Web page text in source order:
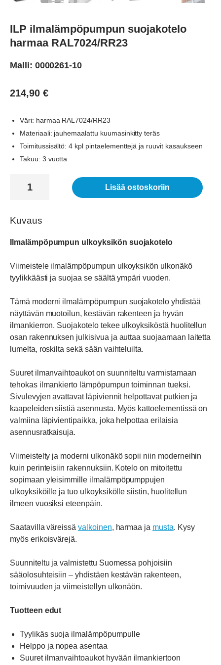
ILP ilmalämpöpumpun suojakotelo
harmaa RAL7024/RR23
Malli: 0000261-10
214,90 €
Väri: harmaa RAL7024/RR23
Materiaali: jauhemaalattu kuumasinkitty teräs
Toimitussisältö: 4 kpl pintaelementtejä ja ruuvit kasaukseen
Takuu: 3 vuotta
ilmalämpöpumpun
harmaa
määrä
Lisää ostoskoriin
Kuvaus
Ilmalämpöpumpun ulkoyksikön suojakotelo
Viimeistele ilmalämpöpumpun ulkoyksikön ulkonäkö
tyylikkäästi ja suojaa se säältä ympäri vuoden.
Tämä moderni ilmalämpöpumpun suojakotelo yhdistää
näyttävän muotoilun, kestävän rakenteen ja hyvän
ilmankierron. Suojakotelo tekee ulkoyksiköstä huolitellun
osan rakennuksen julkisivua ja auttaa suojaamaan laitetta
lumelta, roskilta sekä sään vaihteluilta.
Suuret ilmanvaihtoaukot on suunniteltu varmistamaan
tehokas ilmankierto lämpöpumpun toiminnan tueksi.
Sivulevyjen avattavat läpiviennit helpottavat putkien ja
kaapeleiden siistiä asennusta. Myös kattoelementissä on
valmiina läpivientipaikka, joka helpottaa erilaisia
asennusratkaisuja.
Viimeistelty ja moderni ulkonäkö sopii niin moderneihin
kuin perinteisiin rakennuksiin. Kotelo on mitoitettu
sopimaan yleisimmille ilmalämpöpumppujen
ulkoyksiköille ja tuo ulkoyksikölle siistin, huolitellun
ilmeen vuosiksi eteenpäin.
Saatavilla väreissävalkoinen, harmaa ja musta. Kysy
myös erikoisvärejä.
Suunniteltu ja valmistettu Suomessa pohjoisiin
sääolosuhteisiin – yhdistäen kestävän rakenteen,
toimivuuden ja viimeistellyn ulkonäön.
Tuotteen edut
Tyylikäs suoja ilmalämpöpumpulle
Helppo ja nopea asentaa
Suuret ilmanvaihtoaukot hyvään ilmankiertoon